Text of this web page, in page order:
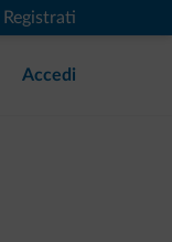
Registrati
Accedi